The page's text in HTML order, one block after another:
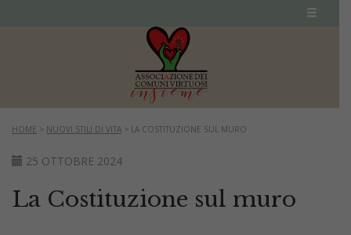
HOME > NUOVI STILI DI VITA > LA COSTITUZIONE SUL MURO
25 OTTOBRE 2024
La Costituzione sul muro